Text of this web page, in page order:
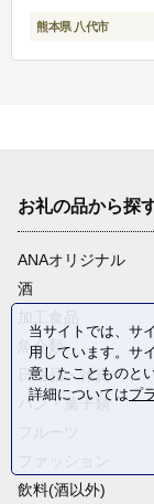
熊本県 八代市
お礼の品から探
ANAオリジナル
酒
魚介類
日用品・雑貨
パン・菓子類
飲料(酒以外)
当サイトでは、サ
用しています。サ
意したことものと
詳細についてはプ